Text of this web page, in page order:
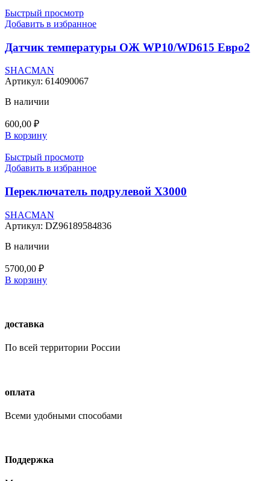
Быстрый просмотр
Добавить в избранное
Датчик температуры ОЖ WP10/WD615 Евро2
SHACMAN
Артикул: 614090067
В наличии
600,00 ₽
В корзину
Быстрый просмотр
Добавить в избранное
Переключатель подрулевой X3000
SHACMAN
Артикул: DZ96189584836
В наличии
5700,00 ₽
В корзину
доставка
По всей территории России
оплата
Всеми удобными способами
Поддержка